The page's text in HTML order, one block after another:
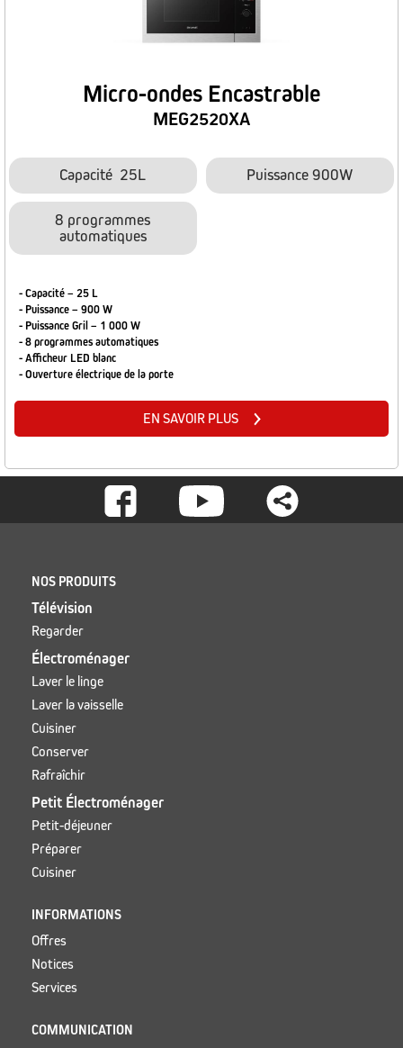
Micro-ondes Encastrable
MEG2520XA
Capacité 25L Puissance 900W
8 programmes
automatiques
- Capacité – 25 L
- Puissance – 900 W
- Puissance Gril – 1 000 W
- 8 programmes automatiques
- Afficheur LED blanc
- Ouverture électrique de la porte
EN SAVOIR PLUS
-
NOS PRODUITS
Télévision
Regarder
Électroménager
Laver le linge
Laver la vaisselle
Cuisiner
Conserver
Rafraîchir
Petit Électroménager
Petit-déjeuner
Préparer
Cuisiner
INFORMATIONS
Offres
Notices
Services
COMMUNICATION